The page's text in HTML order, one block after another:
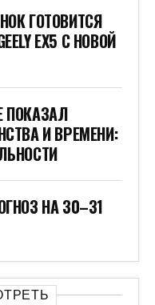
ГОТОВИТСЯ
EX5 С НОВОЙ
ПОКАЗАЛ
И ВРЕМЕНИ:
НА 30–31